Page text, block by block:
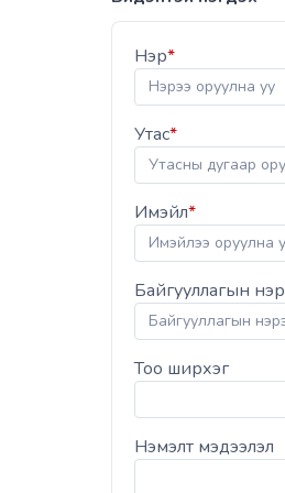
Нэр*
Утас*
Имэйл*
Байгууллагын нэр
Тоо ширхэг
Нэмэлт мэдээлэл